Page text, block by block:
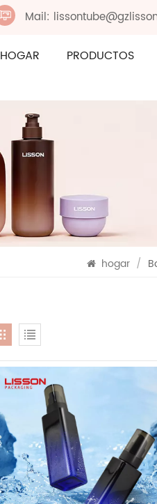
Mail:
HOGAR PRODUCTOS
hogar /